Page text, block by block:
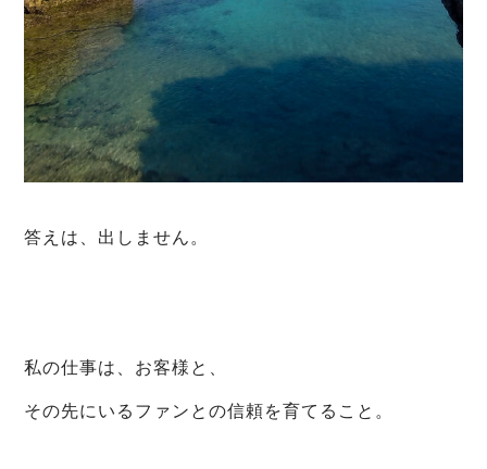
答えは、出しません。
私の仕事は、お客様と、
その先にいるファンとの信頼を育てること。